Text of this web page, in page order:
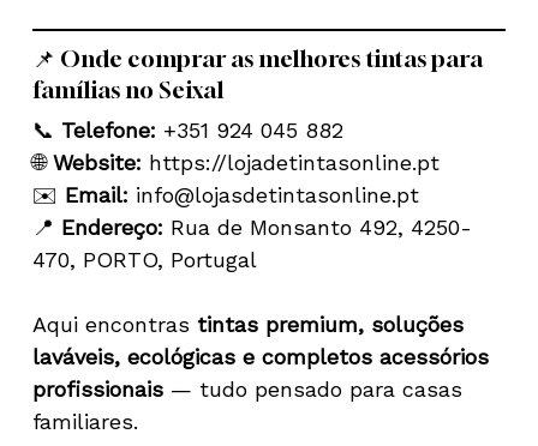
📌 Onde comprar as melhores tintas para
famílias no Seixal
📞 Telefone: +351 924 045 882
🌐Website: https://lojadetintasonline.pt
✉️ Email: info@lojasdetintasonline.pt
📍 Endereço: Rua de Monsanto 492, 4250-
470, PORTO, Portugal
Aqui encontras tintas premium, soluções
laváveis, ecológicas e completos acessórios
profissionais— tudo pensado para casas
familiares.